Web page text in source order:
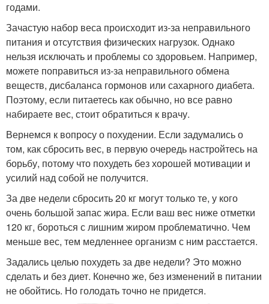
годами.
Зачастую набор веса происходит из-за неправильного
питания и отсутствия физических нагрузок. Однако
нельзя исключать и проблемы со здоровьем. Например,
можете поправиться из-за неправильного обмена
веществ, дисбаланса гормонов или сахарного диабета.
Поэтому, если питаетесь как обычно, но все равно
набираете вес, стоит обратиться к врачу.
Вернемся к вопросу о похудении. Если задумались о
том, как сбросить вес, в первую очередь настройтесь на
борьбу, потому что похудеть без хорошей мотивации и
усилий над собой не получится.
За две недели сбросить 20 кг могут только те, у кого
очень большой запас жира. Если ваш вес ниже отметки
120 кг, бороться с лишним жиром проблематично. Чем
меньше вес, тем медленнее организм с ним расстается.
Задались целью похудеть за две недели? Это можно
сделать и без диет. Конечно же, без изменений в питании
не обойтись. Но голодать точно не придется.